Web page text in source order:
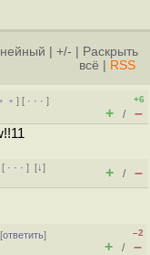
+/-
Раскрыть
всё
RSS
] [ · · ·]
+6
+ / –
[ · · ·][↓]
+ / –
ответить]
–2
+ / –